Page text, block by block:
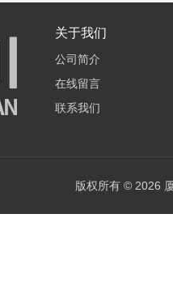
关于我们
公司简介
在线留言
联系我们
版权所有 © 2026